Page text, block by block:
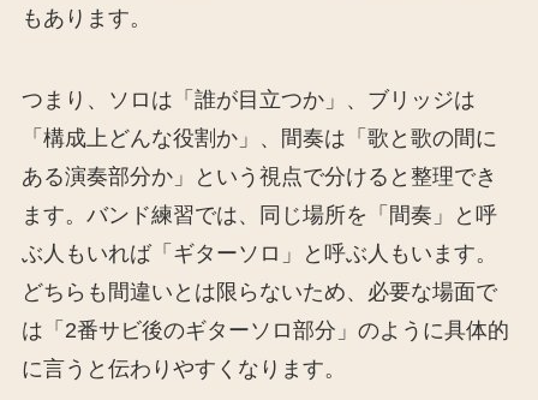
もあります。
つまり、ソロは「誰が目立つか」、ブリッジは
「構成上どんな役割か」、間奏は「歌と歌の間に
ある演奏部分か」という視点で分けると整理でき
ます。バンド練習では、同じ場所を「間奏」と呼
ぶ人もいれば「ギターソロ」と呼ぶ人もいます。
どちらも間違いとは限らないため、必要な場面で
は「2番サビ後のギターソロ部分」のように具体的
に言うと伝わりやすくなります。